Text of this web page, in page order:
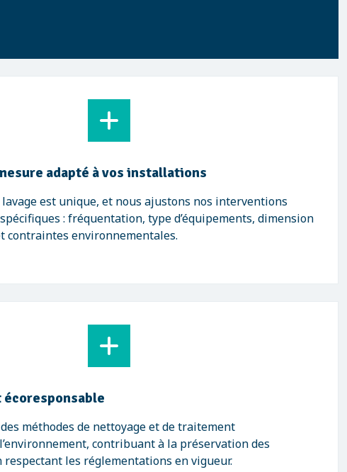
adapté à vos installations
est unique, et nous ajustons nos interventions
: fréquentation, type d’équipements, dimension
contraintes environnementales.
écoresponsable
méthodes de nettoyage et de traitement
contribuant à la préservation des
respectant les réglementations en vigueur.